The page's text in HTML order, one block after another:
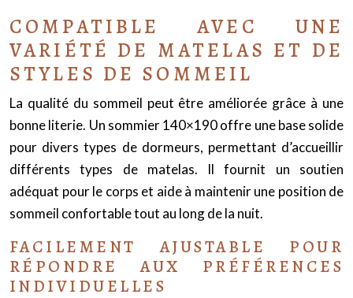
COMPATIBLE AVEC UNE
VARIÉTÉ DE MATELAS ET DE
STYLES DE SOMMEIL
La qualité du sommeil peut être améliorée grâce à une
bonne literie. Un sommier 140×190 offre une base solide
pour divers types de dormeurs, permettant d’accueillir
différents types de matelas. Il fournit un soutien
adéquat pour le corps et aide à maintenir une position de
sommeil confortable tout au long de la nuit.
FACILEMENT AJUSTABLE POUR
RÉPONDRE AUX PRÉFÉRENCES
INDIVIDUELLES